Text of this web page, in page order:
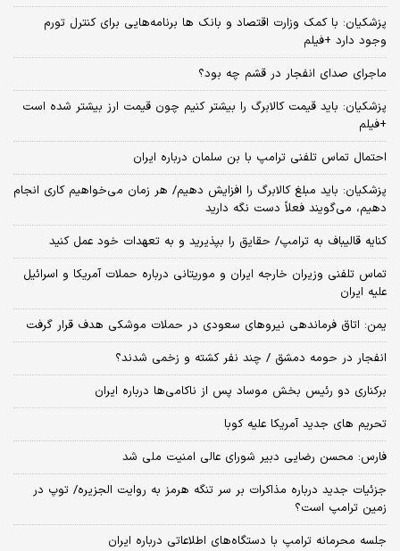
پزشکیان: با کمک وزارت اقتصاد و بانک ها برنامه‌هایی برای کنترل تورم
وجود دارد +فیلم
ماجرای صدای انفجار در قشم چه بود؟
پزشکیان: باید قیمت کالابرگ را بیشتر کنیم چون قیمت ارز بیشتر شده است
+فیلم
احتمال تماس تلفنی ترامپ با بن سلمان درباره ایران
پزشکیان: باید مبلغ کالابرگ را افزایش دهیم/ هر زمان می‌خواهیم کاری انجام
دهیم، می‌گویند فعلاً دست نگه دارید
کنایه قالیباف به ترامپ/ حقایق را بپذیرید و به تعهدات خود عمل کنید
تماس تلفنی وزیران خارجه ایران و موریتانی درباره حملات آمریکا و اسرائیل
علیه ایران
یمن: اتاق فرماندهی نیروهای سعودی در حملات موشکی هدف قرار گرفت
انفجار در حومه دمشق / چند نفر کشته و زخمی شدند؟
برکناری دو رئیس بخش موساد پس از ناکامی‌ها درباره ایران
تحریم های جدید آمریکا علیه کوبا
فارس: محسن رضایی دبیر شورای عالی امنیت ملی شد
جزئیات جدید درباره مذاکرات بر سر تنگه هرمز به روایت الجزیره/ توپ در
زمین ترامپ است؟
جلسه محرمانه ترامپ با دستگاه‌های اطلاعاتی درباره ایران